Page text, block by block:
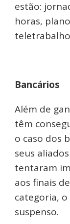
estão:
horas,
Bancários
Além de
têm
o caso dos
seus
tentaram
aos finais
categoria,
suspenso.